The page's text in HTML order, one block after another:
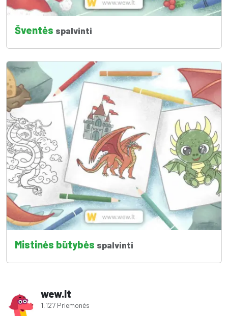
Šventės spalvinti
Mistinės būtybės spalvinti
wew.lt
1,127 Priemonės